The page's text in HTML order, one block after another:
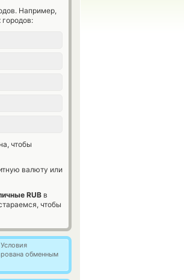
Например,
чтобы
валюту или
RUB в
чтобы
обменным